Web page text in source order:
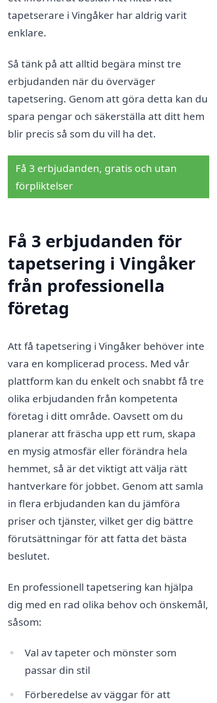
tapetserare i Vingåker har aldrig varit
enklare.
Så tänk på att alltid begära minst tre
erbjudanden när du överväger
tapetsering. Genom att göra detta kan du
spara pengar och säkerställa att ditt hem
blir precis så som du vill ha det.
Få 3 erbjudanden, gratis och utan
förpliktelser
Få 3 erbjudanden för
tapetsering i Vingåker
från professionella
företag
Att få tapetsering i Vingåker behöver inte
vara en komplicerad process. Med vår
plattform kan du enkelt och snabbt få tre
olika erbjudanden från kompetenta
företag i ditt område. Oavsett om du
planerar att fräscha upp ett rum, skapa
en mysig atmosfär eller förändra hela
hemmet, så är det viktigt att välja rätt
hantverkare för jobbet. Genom att samla
in flera erbjudanden kan du jämföra
priser och tjänster, vilket ger dig bättre
förutsättningar för att fatta det bästa
beslutet.
En professionell tapetsering kan hjälpa
dig med en rad olika behov och önskemål,
såsom:
Val av tapeter och mönster som
passar din stil
Förberedelse av väggar för att